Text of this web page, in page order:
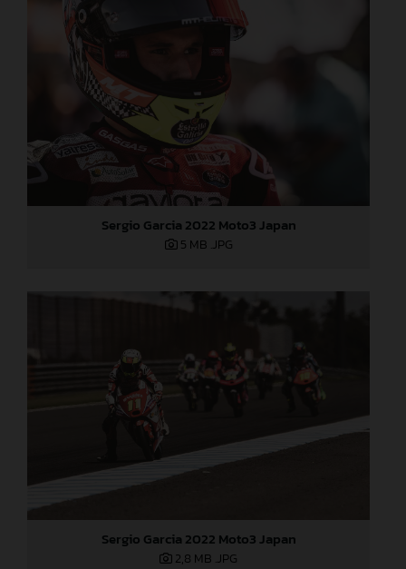
Sergio Garcia 2022 Moto3 Japan
5 MB .JPG
Sergio Garcia 2022 Moto3 Japan
2,8 MB .JPG